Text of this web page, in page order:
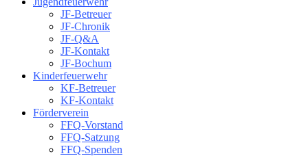
JF-Betreuer
JF-Chronik
JF-Q&A
JF-Kontakt
JF-Bochum
Kinderfeuerwehr
KF-Betreuer
KF-Kontakt
Förderverein
FFQ-Vorstand
FFQ-Satzung
FFQ-Spenden